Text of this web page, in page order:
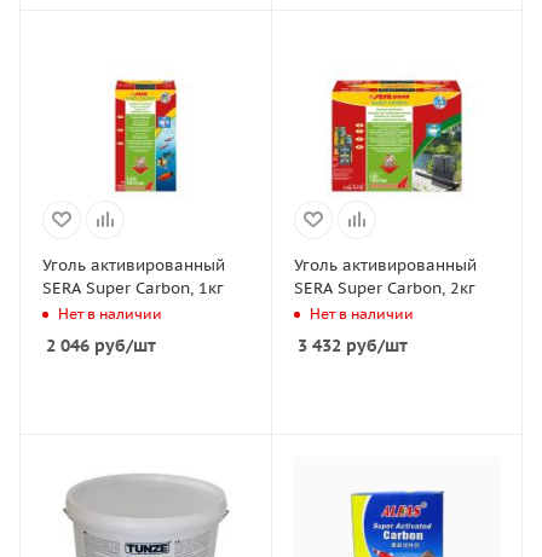
Уголь активированный
SERA Super Carbon, 1кг
Нет в наличии
2 046 руб/шт
Уголь активированный
SERA Super Carbon, 2кг
Нет в наличии
3 432руб/шт